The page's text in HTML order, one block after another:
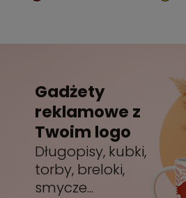
Gadżety
reklamowe z
Twoim logo
Długopisy, kubki,
torby, breloki,
smycze...